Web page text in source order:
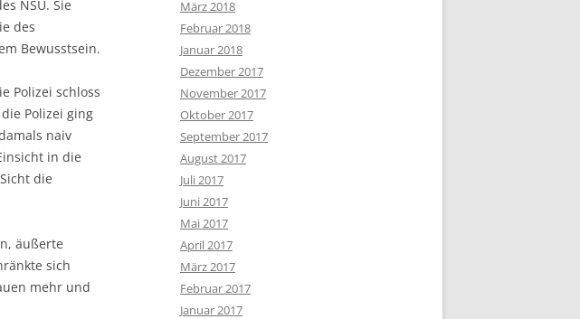
NSU. Sie
des
Bewusstsein.
Polizei schloss
Polizei ging
naiv
in die
die
äußerte
sich
mehr und
März 2018
Februar 2018
Januar 2018
Dezember 2017
November 2017
Oktober 2017
September 2017
August 2017
Juli 2017
Juni 2017
Mai 2017
April 2017
März 2017
Februar 2017
Januar 2017